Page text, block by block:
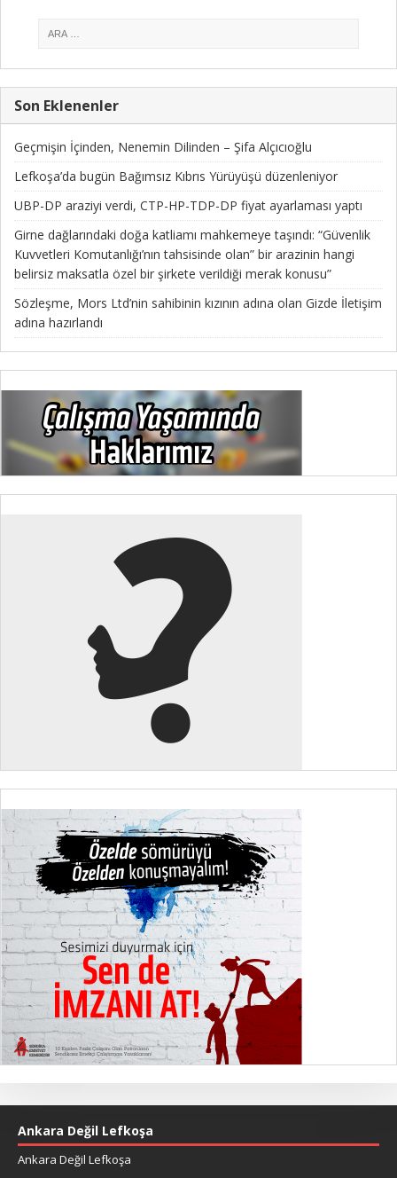
Son Eklenenler
Geçmişin İçinden, Nenemin Dilinden – Şifa Alçıcıoğlu
Lefkoşa’da bugün Bağımsız Kıbrıs Yürüyüşü düzenleniyor
UBP-DP araziyi verdi, CTP-HP-TDP-DP fiyat ayarlaması yaptı
Girne dağlarındaki doğa katliamı mahkemeye taşındı: “Güvenlik
Kuvvetleri Komutanlığı’nın tahsisinde olan” bir arazinin hangi
belirsiz maksatla özel bir şirkete verildiği merak konusu”
Sözleşme, Mors Ltd’nin sahibinin kızının adına olan Gizde İletişim
adına hazırlandı
Ankara Değil Lefkoşa
Ankara Değil Lefkoşa